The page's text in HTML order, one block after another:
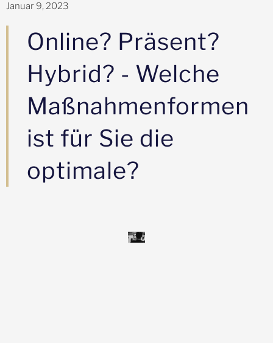
Januar 9, 2023
Online? Präsent?
Hybrid? - Welche
Maßnahmenformen
ist für Sie die
optimale?